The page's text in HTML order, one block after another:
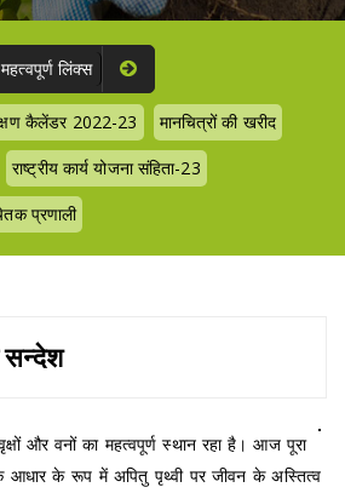
महत्वपूर्ण लिंक्स
कैलेंडर 2022-23
मानचित्रों की खरीद
राष्ट्रीय कार्य योजना संहिता-23
प्रणाली
सन्देश
और वनों का महत्वपूर्ण स्थान रहा है। आज पूरा
आधार के रूप में अपितु पृथ्वी पर जीवन के अस्तित्व